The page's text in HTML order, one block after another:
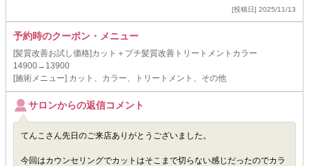
[投稿日] 2025/11/13
予約時のクーポン・メニュー
[髪質改善お試し価格]カット＋プチ髪質改善トリートメントカラー
14900→13900
[施術メニュー] カット、カラー、トリートメント、その他
サロンからの返信コメント
てんこさん先日のご来店ありがとうございました。
今回はカウンセリングでカットはそこまで切らない感じだったのでカラ